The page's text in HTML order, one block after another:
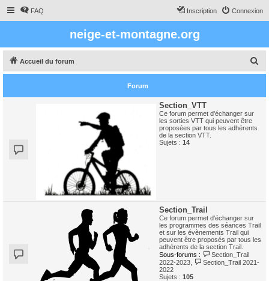
FAQ Connexion
Inscription
neige-et-montagne.org
Accueil du forum
e
Forum
Section_VTT
Ce forum permet d'échanger sur
les sorties VTT qui peuvent être
proposées par tous les adhérents
de la section VTT.
Sujets : 14
Section_Trail
Ce forum permet d'échanger sur
les programmes des séances Trail
et sur les évènements Trail qui
peuvent être proposés par tous les
adhérents de la section Trail.
Sous-forums :
Section_Trail
2022-2023
Section_Trail 2021-
2022
Sujets : 105